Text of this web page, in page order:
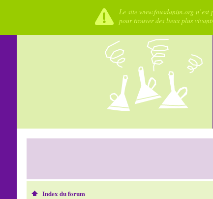
Le site www.fousdanim.org
pour trouver des lieux plus
Index du forum